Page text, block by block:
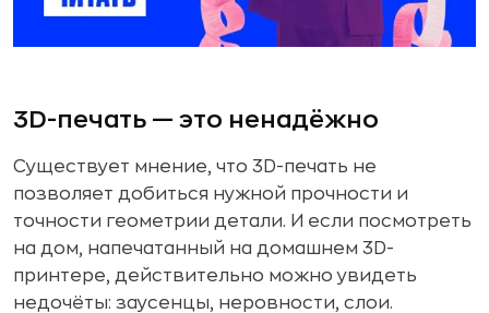
3D-печать — это ненадёжно
Существует мнение, что 3D-печать не
позволяет добиться нужной прочности и
точности геометрии детали. И если посмотреть
на дом, напечатанный на домашнем 3D-
принтере, действительно можно увидеть
недочёты: заусенцы, неровности, слои.